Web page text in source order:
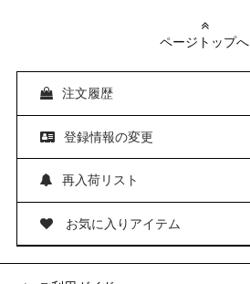
ページトップへ
注文履歴
登録情報の変更
再入荷リスト
お気に入りアイテム